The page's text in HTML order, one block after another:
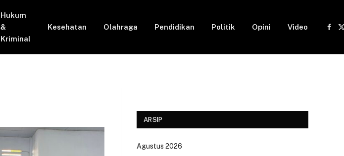
Hukum
&
Kriminal
Kesehatan Olahraga Pendidikan Politik Opini Video
ARSIP
Agustus 2026